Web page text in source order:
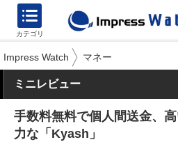
カテゴリ
Impress Watch マネー
ミニレビュー
手数料無料で個人間送金、
力な「Kyash」